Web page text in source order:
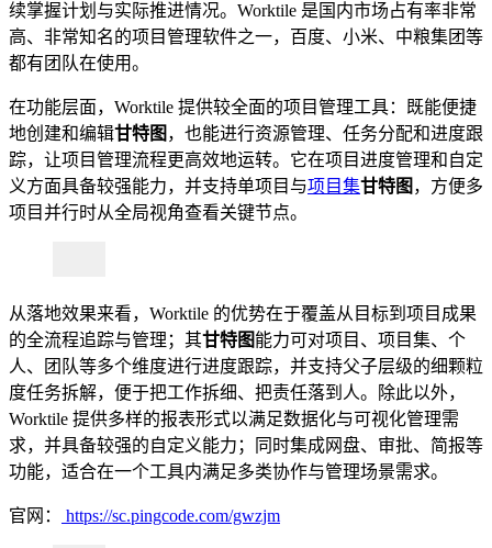
续掌握计划与实际推进情况。Worktile 是国内市场占有率非常
高、非常知名的项目管理软件之一，百度、小米、中粮集团等
都有团队在使用。
在功能层面，Worktile 提供较全面的项目管理工具：既能便捷
地创建和编辑甘特图 ，也能进行资源管理、任务分配和进度跟
踪，让项目管理流程更高效地运转。它在项目进度管理和自定
义方面具备较强能力，并支持单项目与项目集甘特图 ，方便多
项目并行时从全局视角查看关键节点。
从落地效果来看，Worktile 的优势在于覆盖从目标到项目成果
的全流程追踪与管理；其甘特图能力可对项目、项目集、个
人、团队等多个维度进行进度跟踪，并支持父子层级的细颗粒
度任务拆解，便于把工作拆细、把责任落到人。除此以外，
Worktile 提供多样的报表形式以满足数据化与可视化管理需
求，并具备较强的自定义能力；同时集成网盘、审批、简报等
功能，适合在一个工具内满足多类协作与管理场景需求。
官网： https://sc.pingcode.com/gwzjm